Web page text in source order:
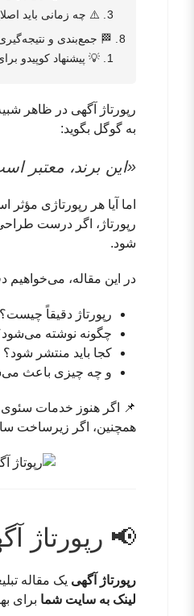
⚠️ چه زمانی باید
🏁 جمع‌بندی و
💡 پیشنهاد کوپیدو
رپورتاژ آگهی در ظاهر
به گوگل بگوید:
«این برند، معتبر
اما آیا هر رپورتاژی
رپورتاژ، اگر درست
شود.
در این مقاله،
رپورتاژ دقیقاً چیست؟
چگونه نوشته
کجا باید منتشر شود؟
و چه چیزی باعث
📌 اگر هنوز خدمات
همچنین، اگر زیرساخت
📢 رپورتاژ
رپورتاژ آگهی یک مقاله
لینک به سایت شما برای